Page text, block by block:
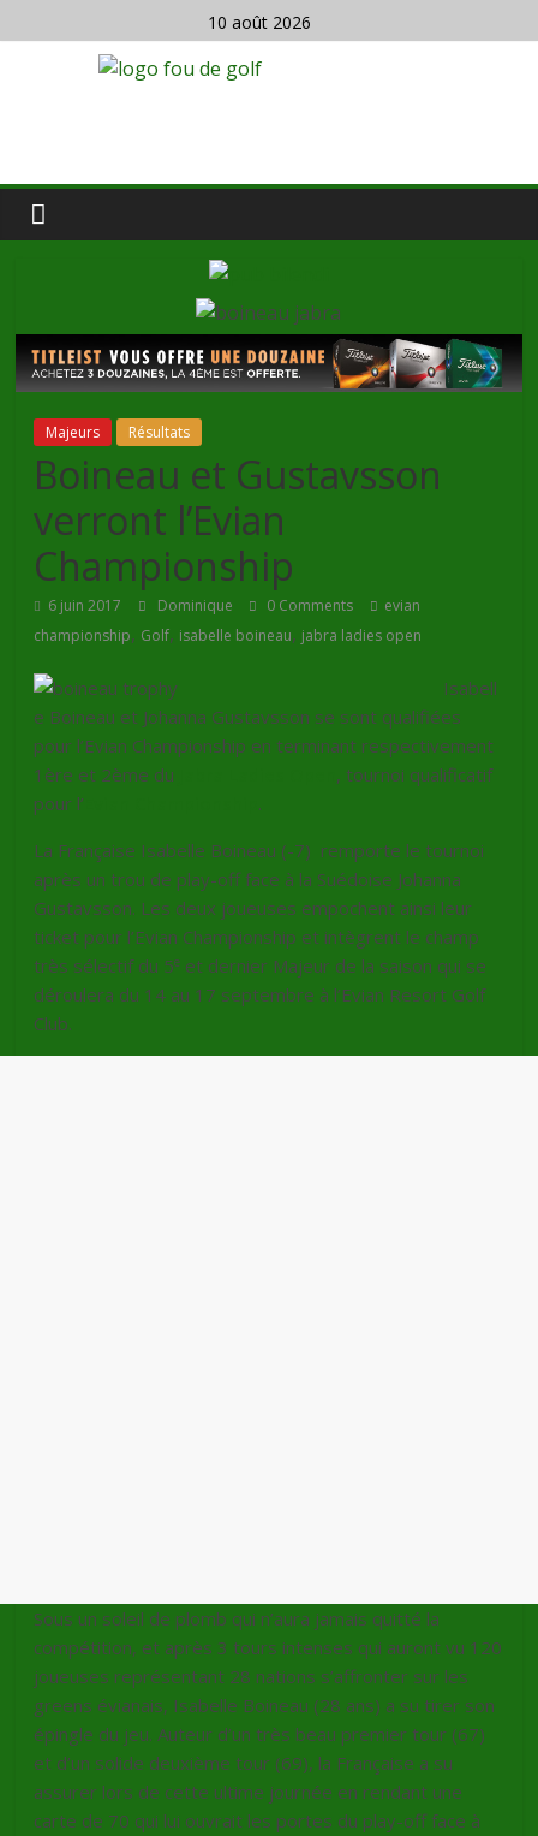
10 août 2026
Majeurs Résultats
Boineau et Gustavsson
verront l’Evian
Championship
6 juin 2017 Dominique 0 Comments
evian
championship, Golf, isabelle boineau, jabra ladies open
Isabell
e Boineau et Johanna Gustavsson se sont qualifiées
pour l’Evian Championship en terminant respectivement
1ère et 2ème du
, tournoi qualificatif
pour l’
.
La Française Isabelle Boineau (-7) remporte le tournoi
après un trou de play-off face à la Suédoise Johanna
Gustavsson. Les deux joueuses empochent ainsi leur
ticket pour l’Evian Championship et intègrent le champ
très sélectif du 5e et dernier Majeur de la saison qui se
déroulera du 14 au 17 septembre à l’Evian Resort Golf
Club.
Sous un soleil de plomb qui n’aura jamais quitté la
compétition, et après 3 tours intenses qui auront vu 120
joueuses représentant 28 nations s’affronter sur les
greens évianais, Isabelle Boineau (28 ans) a su tirer son
épingle du jeu. Auteur d’un très beau premier tour (67)
et d’un solide deuxième tour (69), la Française a su
assurer lors de cette ultime journée en rendant une
carte de 70 qui lui ouvrait les portes du play-off face à